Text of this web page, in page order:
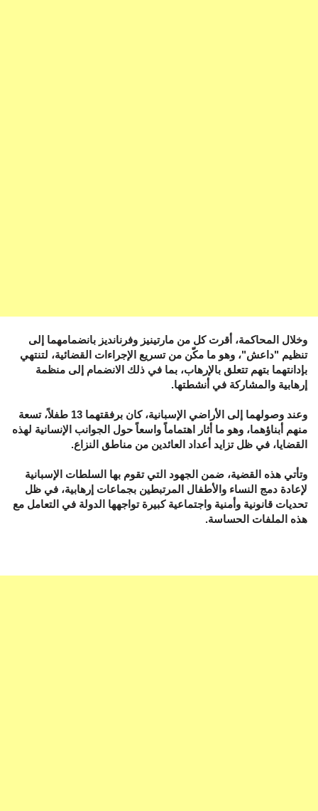
وخلال المحاكمة، أقرت كل من مارتينيز وفرنانديز بانضمامهما إلى
تنظيم "داعش"، وهو ما مكّن من تسريع الإجراءات القضائية، لتنتهي
بإدانتهما بتهم تتعلق بالإرهاب، بما في ذلك الانضمام إلى منظمة
إرهابية والمشاركة في أنشطتها.
وعند وصولهما إلى الأراضي الإسبانية، كان برفقتهما 13 طفلاً، تسعة
منهم أبناؤهما، وهو ما أثار اهتماماً واسعاً حول الجوانب الإنسانية لهذه
القضايا، في ظل تزايد أعداد العائدين من مناطق النزاع.
وتأتي هذه القضية، ضمن الجهود التي تقوم بها السلطات الإسبانية
لإعادة دمج النساء والأطفال المرتبطين بجماعات إرهابية، في ظل
تحديات قانونية وأمنية واجتماعية كبيرة تواجهها الدولة في التعامل مع
هذه الملفات الحساسة.